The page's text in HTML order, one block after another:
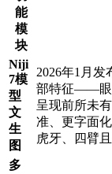
能
模
块
Niji
7模
型
文
生
图
2026年1月发
部特征——眼
呈现前所未
准、更字面
虎牙、四臂
多